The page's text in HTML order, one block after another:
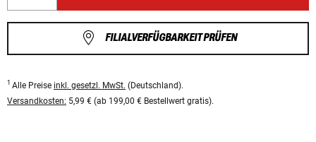
FILIALVERFÜGBARKEIT PRÜFEN
1 Alle Preise inkl. gesetzl. MwSt. (Deutschland).
Versandkosten: 5,99 € (ab 199,00 € Bestellwert gratis).